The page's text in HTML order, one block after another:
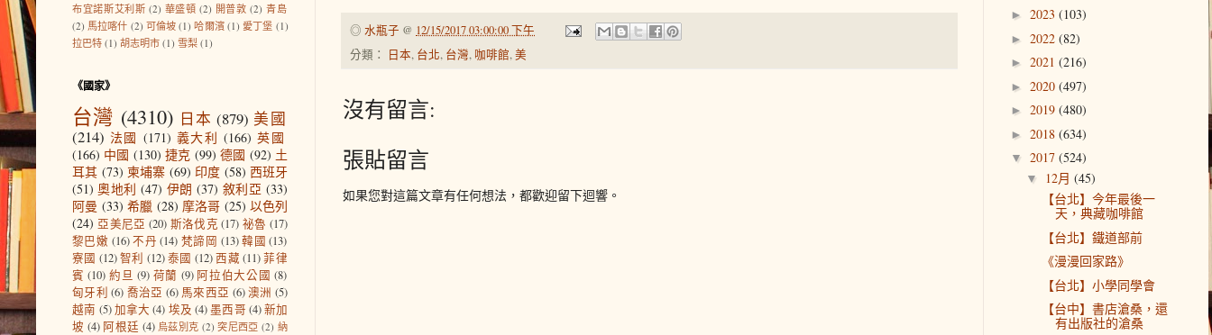
◎ 水瓶子 @ 12/15/2017 03:00:00 下午
分類：
日本, 台北, 台灣, 咖啡館,美
沒有留言:
張貼留言
如果您對這篇文章有任何想法，都歡迎留下迴響。
布宜諾斯艾利斯 (2) 華盛頓 (2) 開普敦 (2) 青島
(2) 馬拉喀什 (2) 可倫坡 (1) 哈爾濱 (1) 愛丁堡 (1)
拉巴特 (1) 胡志明市 (1) 雪梨 (1)
《國家》
台灣 (4310) 日本 (879) 美國
(214) 法國 (171) 義大利 (166) 英國
(166) 中國 (130) 捷克 (99) 德國 (92) 土
耳其 (73) 柬埔寨 (69) 印度 (58) 西班牙
(51) 奧地利 (47) 伊朗 (37) 敘利亞 (33)
阿曼 (33) 希臘 (28) 摩洛哥 (25) 以色列
(24) 亞美尼亞 (20) 斯洛伐克 (17) 祕魯 (17)
黎巴嫩 (16) 不丹 (14) 梵諦岡 (13) 韓國 (13)
寮國 (12)智利 (12)泰國 (12)西藏 (11) 菲律
賓 (10) 約旦 (9) 荷蘭 (9) 阿拉伯大公國 (8)
匈牙利 (6) 喬治亞 (6) 馬來西亞 (6)澳洲 (5)
越南 (5) 加拿大 (4) 埃及 (4)墨西哥 (4)新加
坡 (4) 阿根廷 (4) 烏茲別克 (2) 突尼西亞 (2) 納
► 2023 (103)
► 2022 (82)
► 2021 (216)
► 2020 (497)
► 2019 (480)
► 2018 (634)
▼ 2017 (524)
▼ 12月 (45)
【台北】今年最後一
天，典藏咖啡館
【台北】鐵道部前
《漫漫回家路》
【台北】小學同學會
【台中】書店滄桑，還
有出版社的滄桑